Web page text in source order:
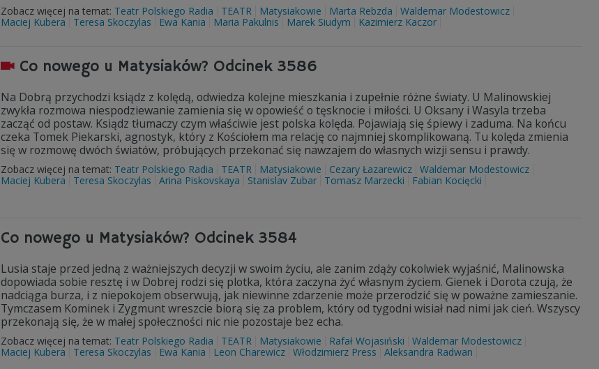
Zobacz więcej na temat: Teatr Polskiego Radia TEATR Matysiakowie Marta Rebzda
Waldemar Modestowicz
Maciej Kubera
Teresa Skoczylas Ewa Kania Maria Pakulnis Marek Siudym Kazimierz Kaczor
Co nowego u Matysiaków? Odcinek 3586
Na Dobrą przychodzi ksiądz z kolędą, odwiedza kolejne mieszkania i zupełnie różne światy. U Malinowskiej
zwykła rozmowa niespodziewanie zamienia się w opowieść o tęsknocie i miłości. U Oksany i Wasyla trzeba
zacząć od postaw. Ksiądz tłumaczy czym właściwie jest polska kolęda. Pojawiają się śpiewy i zaduma. Na końcu
czeka Tomek Piekarski, agnostyk, który z Kościołem ma relację co najmniej skomplikowaną. Tu kolęda zmienia
się w rozmowę dwóch światów, próbujących przekonać się nawzajem do własnych wizji sensu i prawdy.
Zobacz więcej na temat: Teatr Polskiego Radia TEATR Matysiakowie Cezary Łazarewicz Waldemar Modestowicz
Maciej Kubera
Teresa Skoczylas Arina Piskovskaya Stanislav Zubar Tomasz Marzecki Fabian Kocięcki
Co nowego u Matysiaków? Odcinek 3584
Lusia staje przed jedną z ważniejszych decyzji w swoim życiu, ale zanim zdąży cokolwiek wyjaśnić, Malinowska
dopowiada sobie resztę i w Dobrej rodzi się plotka, która zaczyna żyć własnym życiem. Gienek i Dorota czują, że
nadciąga burza, i z niepokojem obserwują, jak niewinne zdarzenie może przerodzić się w poważne zamieszanie.
Tymczasem Kominek i Zygmunt wreszcie biorą się za problem, który od tygodni wisiał nad nimi jak cień. Wszyscy
przekonają się, że w małej społeczności nic nie pozostaje bez echa.
Zobacz więcej na temat: Teatr Polskiego Radia TEATR Matysiakowie Rafał Wojasiński
Waldemar Modestowicz
Maciej Kubera
Teresa Skoczylas Ewa Kania Leon Charewicz Włodzimierz Press Aleksandra Radwan